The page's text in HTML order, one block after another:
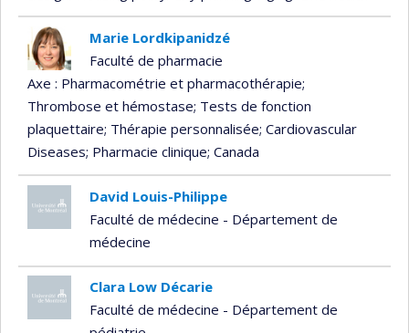
Marie Lordkipanidzé
Faculté de pharmacie
Axe : Pharmacométrie et pharmacothérapie;
Thrombose et hémostase; Tests de fonction
plaquettaire; Thérapie personnalisée; Cardiovascular
Diseases; Pharmacie clinique; Canada
David Louis-Philippe
Faculté de médecine - Département de
médecine
Clara Low Décarie
Faculté de médecine - Département de